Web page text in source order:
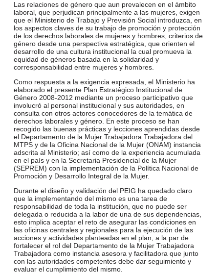
Las relaciones de género que aun prevalecen en el ámbito
laboral, que perjudican principalmente a las mujeres, exigen
que el Ministerio de Trabajo y Previsión Social introduzca, en
los aspectos claves de su trabajo de promoción y protección
de los derechos laborales de mujeres y hombres, criterios de
género desde una perspectiva estratégica, que orienten el
desarrollo de una cultura institucional la cual promueva la
equidad de géneros basada en la solidaridad y
corresponsabilidad entre mujeres y hombres.
Como respuesta a la exigencia expresada, el Ministerio ha
elaborado el presente Plan Estratégico Institucional de
Género 2008-2012 mediante un proceso participativo que
involucró al personal institucional y sus autoridades, en
consulta con otros actores conocedores de la temática de
derechos laborales y género. En este proceso se han
recogido las buenas prácticas y lecciones aprendidas desde
el Departamento de la Mujer Trabajadora Trabajadora del
MTPS y de la Oficina Nacional de la Mujer (ONAM) instancia
adscrita al Ministerio; así como de la experiencia acumulada
en el país y en la Secretaria Presidencial de la Mujer
(SEPREM) con la implementación de la Política Nacional de
Promoción y Desarrollo Integral de la Mujer.
Durante el diseño y validación del PEIG ha quedado claro
que la implementando del mismo es una tarea de
responsabilidad de toda la institución, que no puede ser
delegada o reducida a la labor de una de sus dependencias,
esto implica aceptar el reto de asegurar las condiciones en
las oficinas centrales y regionales para la ejecución de las
acciones y actividades planteadas en el plan, a la par de
fortalecer el rol del Departamento de la Mujer Trabajadora
Trabajadora como instancia asesora y facilitadora que junto
con las autoridades competentes debe dar seguimiento y
evaluar el cumplimiento del mismo.